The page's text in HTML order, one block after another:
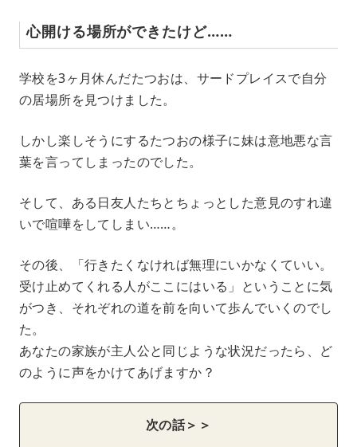
心開ける場所ができたけど……
学校を3ヶ月休んだたつおは、サードプレイスで自分
の居場所を見つけました。
しかし楽しそうにするたつおの様子に妹は意地悪な言
葉を言ってしまったのでした。
そして、ある日友人たちとちょっとした意見のすれ違
いで喧嘩をしてしまい……。
その後、「行きたくなければ無理にいかなくていい。
受け止めてくれる人がここにはいる」ということに気
がつき、それぞれの道を前を向いて歩んでいくのでし
た。
あなたの家族が主人公と同じような状況だったら、ど
のように声をかけてあげますか？
次の話＞＞